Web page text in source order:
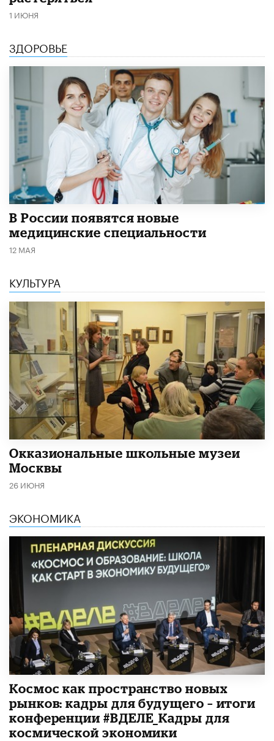
1 ИЮНЯ
ЗДОРОВЬЕ
В России появятся новые
медицинские специальности
12 МАЯ
КУЛЬТУРА
​Окказиональные школьные музеи
Москвы
26 ИЮНЯ
ЭКОНОМИКА
Космос как пространство новых
рынков: кадры для будущего – итоги
конференции #ВДЕЛЕ_Кадры для
космической экономики